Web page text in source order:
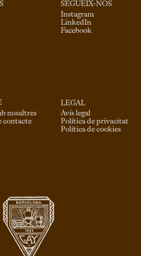
nosaltres
contacte
SEGUEIX-NOS
Instagram
LinkedIn
Facebook
LEGAL
Avís legal
Política de privacitat
Política de cookies